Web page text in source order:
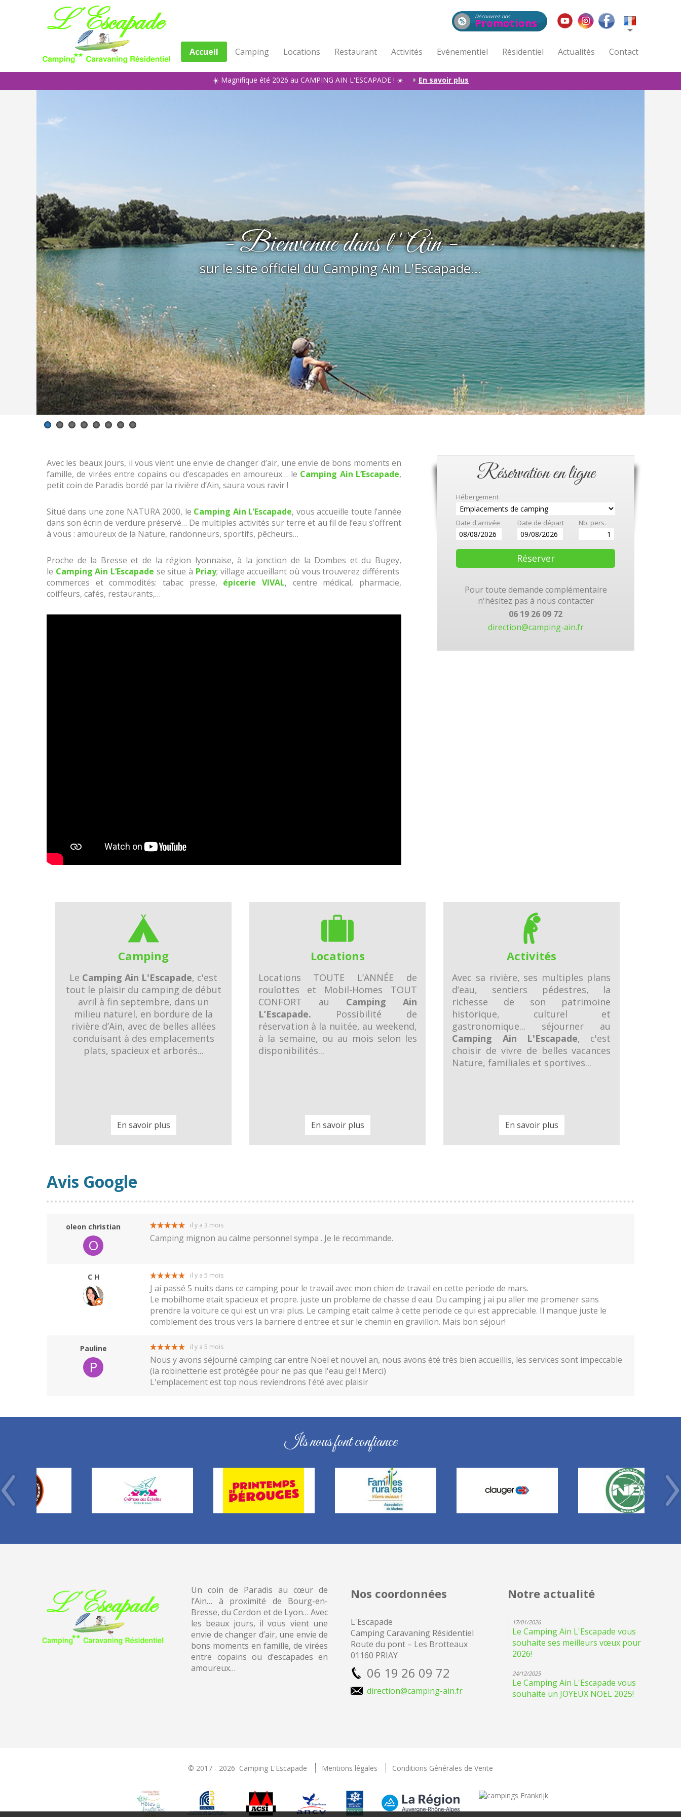
Découvrez nos
Promotions
Accueil Camping Locations Restaurant Activités Evénementiel Résidentiel Actualités Contact
☀️ Magnifique été 2026 au CAMPING AIN L'ESCAPADE ! ☀️ En savoir plus
- Bienvenue dans l ' Ain -
sur le site officiel du Camping Ain L'Escapade...
l ' Ain -
Avec les beaux jours, il vous vient une envie de changer d’air, une envie de bons moments en
famille, de virées entre copains ou d’escapades en amoureux… le Camping Ain L’Escapade,
petit coin de Paradis bordé par la rivière d’Ain, saura vous ravir !
Situé dans une zone NATURA 2000, le Camping Ain L’Escapade, vous accueille toute l’année
dans son écrin de verdure préservé… De multiples activités sur terre et au fil de l’eau s’offrent
à vous : amoureux de la Nature, randonneurs, sportifs, pêcheurs…
Proche de la Bresse et de la région lyonnaise, à la jonction de la Dombes et du Bugey,
le Camping Ain L’Escapade se situe à Priay; village accueillant où vous trouverez différents
commerces et commodités: tabac presse, épicerie VIVAL, centre médical, pharmacie,
coiffeurs, cafés, restaurants,…
Réservation en ligne
Hébergement
Date d'arrivée Date de départ Nb. pers.
Pour toute demande complémentaire
n'hésitez pas à nous contacter
06 19 26 09 72
direction@camping-ain.fr
Camping
Le Camping Ain L'Escapade, c'est
tout le plaisir du camping de début
avril à fin septembre, dans un
milieu naturel, en bordure de la
rivière d’Ain, avec de belles allées
conduisant à des emplacements
plats, spacieux et arborés...
En savoir plus
Locations
Locations TOUTE L’ANNÉE de
roulottes et Mobil-Homes TOUT
CONFORT au Camping Ain
L’Escapade. Possibilité de
réservation à la nuitée, au weekend,
à la semaine, ou au mois selon les
disponibilités...
En savoir plus
Activités
Avec sa rivière, ses multiples plans
d’eau, sentiers pédestres, la
richesse de son patrimoine
historique, culturel et
gastronomique... séjourner au
Camping Ain L'Escapade, c'est
choisir de vivre de belles vacances
Nature, familiales et sportives...
En savoir plus
Avis Google
oleon christian
O
il y a 3 mois
Camping mignon au calme personnel sympa . Je le recommande.
C H il y a 5 mois
J ai passé 5 nuits dans ce camping pour le travail avec mon chien de travail en cette periode de mars.
Le mobilhome etait spacieux et propre. juste un probleme de chasse d eau. Du camping j ai pu aller me promener sans
prendre la voiture ce qui est un vrai plus. Le camping etait calme à cette periode ce qui est appreciable. Il manque juste le
comblement des trous vers la barriere d entree et sur le chemin en gravillon. Mais bon séjour!
Pauline
P
il y a 5 mois
Nous y avons séjourné camping car entre Noël et nouvel an, nous avons été très bien accueillis, les services sont impeccable
(la robinetterie est protégée pour ne pas que l'eau gel ! Merci)
L'emplacement est top nous reviendrons l'été avec plaisir
Ils nous font confiance
Un coin de Paradis au cœur de
l’Ain… à proximité de Bourg-en-
Bresse, du Cerdon et de Lyon… Avec
les beaux jours, il vous vient une
envie de changer d’air, une envie de
bons moments en famille, de virées
entre copains ou d’escapades en
amoureux…
Nos coordonnées
L'Escapade
CampingCaravaning Résidentiel
Route du pont – Les Brotteaux
01160 PRIAY
06 19 26 09 72
direction@camping-ain.fr
Notre actualité
17/01/2026
Le Camping Ain L'Escapade vous
souhaite ses meilleurs vœux pour
2026!
24/12/2025
Le Camping Ain L'Escapade vous
souhaite un JOYEUX NOEL 2025!
© 2017 - 2026 Camping L'Escapade Mentions légales Conditions Générales de Vente